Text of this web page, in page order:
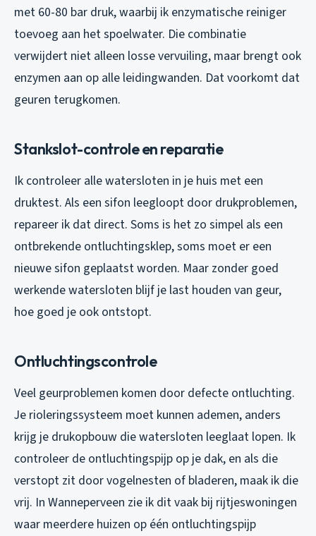
met 60-80 bar druk, waarbij ik enzymatische reiniger
toevoeg aan het spoelwater. Die combinatie
verwijdert niet alleen losse vervuiling, maar brengt ook
enzymen aan op alle leidingwanden. Dat voorkomt dat
geuren terugkomen.
Stankslot-controle en reparatie
Ik controleer alle watersloten in je huis met een
druktest. Als een sifon leegloopt door drukproblemen,
repareer ik dat direct. Soms is het zo simpel als een
ontbrekende ontluchtingsklep, soms moet er een
nieuwe sifon geplaatst worden. Maar zonder goed
werkende watersloten blijf je last houden van geur,
hoe goed je ook ontstopt.
Ontluchtingscontrole
Veel geurproblemen komen door defecte ontluchting.
Je rioleringssysteem moet kunnen ademen, anders
krijg je drukopbouw die watersloten leeglaat lopen. Ik
controleer de ontluchtingspijp op je dak, en als die
verstopt zit door vogelnesten of bladeren, maak ik die
vrij. In Wanneperveen zie ik dit vaak bij rijtjeswoningen
waar meerdere huizen op één ontluchtingspijp